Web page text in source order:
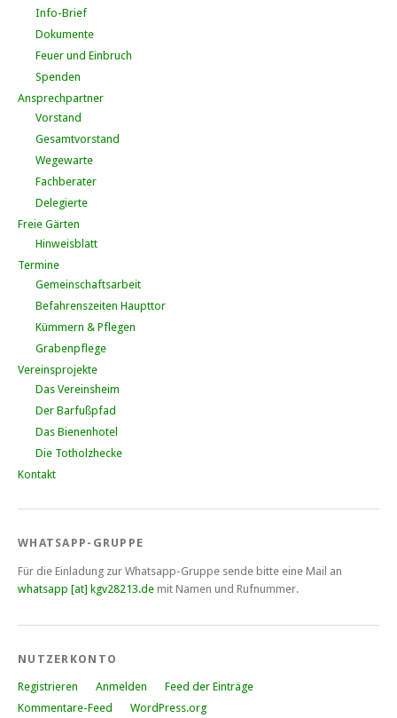
Info-Brief
Dokumente
Feuer und Einbruch
Spenden
Ansprechpartner
Vorstand
Gesamtvorstand
Wegewarte
Fachberater
Delegierte
Freie Gärten
Hinweisblatt
Termine
Gemeinschaftsarbeit
Befahrenszeiten Haupttor
Kümmern & Pflegen
Grabenpflege
Vereinsprojekte
Das Vereinsheim
Der Barfußpfad
Das Bienenhotel
Die Totholzhecke
Kontakt
WHATSAPP-GRUPPE
Für die Einladung zur Whatsapp-Gruppe sende bitte eine Mail an
whatsapp [at] kgv28213.de mit Namen und Rufnummer.
NUTZERKONTO
Registrieren Anmelden
Feed der Einträge
Kommentare-Feed
WordPress.org